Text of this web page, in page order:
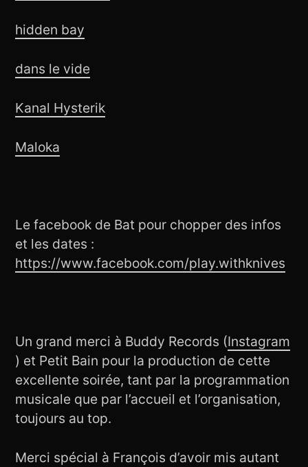
hidden bay
dans le vide
Kanal Hysterik
Maloka
Le facebook de Bat pour chopper des infos
et les dates :
https://www.facebook.com/play.withknives
Un grand merci à Buddy Records (Instagram
) et Petit Bain pour la production de cette
excellente soirée, tant par la programmation
musicale que par l’accueil et l’organisation,
toujours au top.
Merci spécial à François d’avoir mis autant